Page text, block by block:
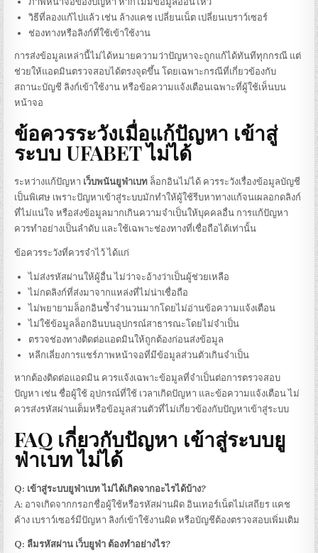
วิธีที่ลองแก้ไปแล้ว เช่น ล้างแคช เปลี่ยนเน็ต เปลี่ยนเบราว์เซอร์
ช่องทางหรือลิงก์ที่ใช้เข้าใช้งาน
การส่งข้อมูลเหล่านี้ไม่ได้หมายความว่าปัญหาจะถูกแก้ได้ทันทีทุกกรณี แต่
ช่วยให้แอดมินตรวจสอบได้ตรงจุดขึ้น โดยเฉพาะกรณีที่เกี่ยวข้องกับ
สถานะบัญชี ลิงก์เข้าใช้งาน หรือข้อความแจ้งเตือนเฉพาะที่ผู้ใช้เห็นบน
หน้าจอ
ข้อควรระวังเมื่อแก้ปัญหา เข้าสู่
ระบบ UFABETไม่ได้
ระหว่างแก้ปัญหา เว็บพนันยูฟ่าเบท ล็อกอินไม่ได้ ควรระวังเรื่องข้อมูลบัญชี
เป็นพิเศษ เพราะปัญหาเข้าสู่ระบบมักทำให้ผู้ใช้รีบหาทางแก้จนเผลอกดลิงก์
ที่ไม่แน่ใจ หรือส่งข้อมูลมากเกินความจำเป็นให้บุคคลอื่น การแก้ปัญหา
ควรทำอย่างเป็นลำดับ และใช้เฉพาะช่องทางที่เชื่อถือได้เท่านั้น
ข้อควรระวังที่ควรจำไว้ ได้แก่
ไม่ส่งรหัสผ่านให้ผู้อื่น ไม่ว่าจะอ้างว่าเป็นผู้ช่วยเหลือ
ไม่กดลิงก์ที่ส่งมาจากแหล่งที่ไม่น่าเชื่อถือ
ไม่พยายามล็อกอินซ้ำจำนวนมากโดยไม่อ่านข้อความแจ้งเตือน
ไม่ใช้ข้อมูลล็อกอินบนอุปกรณ์สาธารณะโดยไม่จำเป็น
ตรวจช่องทางติดต่อแอดมินให้ถูกต้องก่อนส่งข้อมูล
หลีกเลี่ยงการแชร์ภาพหน้าจอที่มีข้อมูลส่วนตัวเกินจำเป็น
หากต้องติดต่อแอดมิน ควรแจ้งเฉพาะข้อมูลที่จำเป็นต่อการตรวจสอบ
ปัญหา เช่น ชื่อผู้ใช้ อุปกรณ์ที่ใช้ เวลาเกิดปัญหา และข้อความแจ้งเตือน ไม่
ควรส่งรหัสผ่านเต็มหรือข้อมูลส่วนตัวที่ไม่เกี่ยวข้องกับปัญหาเข้าสู่ระบบ
FAQ เกี่ยวกับปัญหา เข้าสู่ระบบยู
ฟ่าเบทไม่ได้
Q: เข้าสู่ระบบยูฟ่าเบทไม่ได้เกิดจากอะไรได้บ้าง?
A: อาจเกิดจากกรอกชื่อผู้ใช้หรือรหัสผ่านผิด อินเทอร์เน็ตไม่เสถียร แคช
ค้าง เบราว์เซอร์มีปัญหา ลิงก์เข้าใช้งานผิด หรือบัญชีต้องตรวจสอบเพิ่มเติม
Q: ลืมรหัสผ่าน เว็บยูฟ่า ต้องทำอย่างไร?